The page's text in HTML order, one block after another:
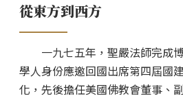
從東方到西方
一九七五年，聖嚴法師完成
學人身份應邀回國出席第四屆國
化，先後擔任美國佛教會董事、